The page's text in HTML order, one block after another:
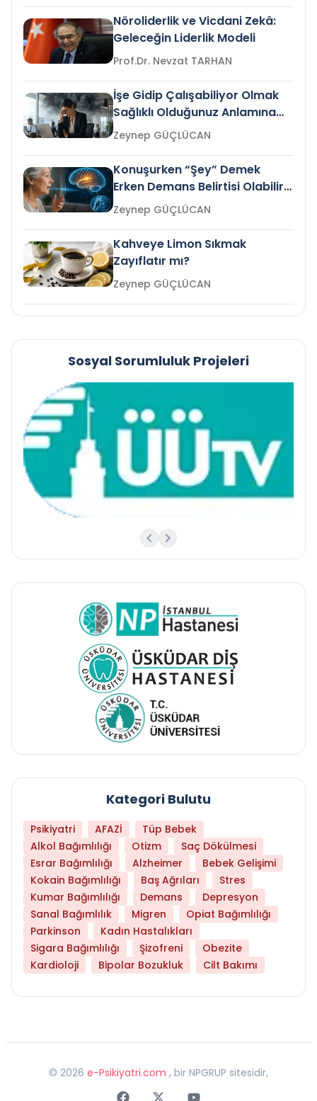
Nöroliderlik ve Vicdani Zekâ:
Geleceğin Liderlik Modeli
Prof.Dr. Nevzat TARHAN
İşe Gidip Çalışabiliyor Olmak
Sağlıklı Olduğunuz Anlamına
Gelir mi?Zeynep GÜÇLÜCAN
Konuşurken “Şey” Demek
Erken Demans Belirtisi Olabilir
mi?
Zeynep GÜÇLÜCAN
Kahveye Limon Sıkmak
Zayıflatır mı?
Zeynep GÜÇLÜCAN
Sosyal Sorumluluk Projeleri
Kategori Bulutu
Psikiyatri AFAZİ
Tüp Bebek
Alkol Bağımlılığı
Otizm
Saç Dökülmesi
Esrar Bağımlılığı
Alzheimer
Bebek Gelişimi
Kokain Bağımlılığı
Baş Ağrıları
Stres
Kumar Bağımlılığı
Demans
Depresyon
Sanal Bağımlılık
Migren
Opiat Bağımlılığı
Parkinson
Kadın Hastalıkları
Sigara Bağımlılığı
Şizofreni
Obezite
Kardioloji
Bipolar Bozukluk Cilt Bakımı
© 2026 e-Psikiyatri.com , bir NPGRUP sitesidir,